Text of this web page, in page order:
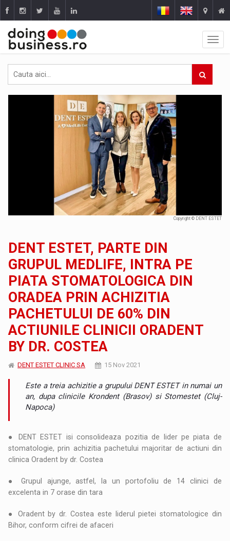
Copyright © DENT ESTET
DENT ESTET, PARTE DIN
GRUPUL MEDLIFE, INTRA PE
PIATA STOMATOLOGICA DIN
ORADEA PRIN ACHIZITIA
PACHETULUI DE 60% DIN
ACTIUNILE CLINICII ORADENT
BY DR. COSTEA
DENT ESTET CLINIC SA 15 Nov 2021
Este a treia achizitie a grupului DENT ESTET in numai un
an, dupa clinicile Krondent (Brasov) si Stomestet (Cluj-
Napoca)
● DENT ESTET isi consolideaza pozitia de lider pe piata de
stomatologie, prin achizitia pachetului majoritar de actiuni din
clinica Oradent by dr. Costea
● Grupul ajunge, astfel, la un portofoliu de 14 clinici de
excelenta in 7 orase din tara
● Oradent by dr. Costea este liderul pietei stomatologice din
Bihor, conform cifrei de afaceri